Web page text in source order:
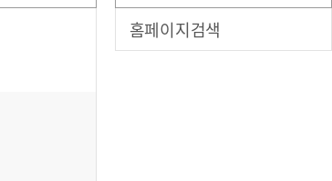
홈페이지검색